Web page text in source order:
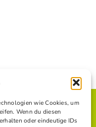
wie Cookies, um
Wenn du diesen
oder eindeutige IDs